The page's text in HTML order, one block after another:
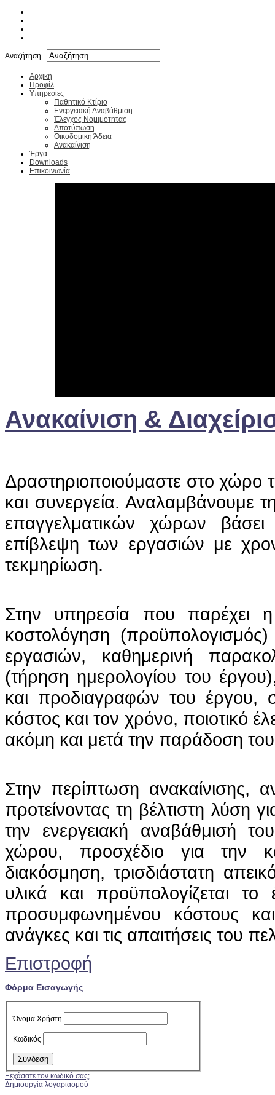
Αναζήτηση...
Αρχική
Προφίλ
Υπηρεσίες
Παθητικό Κτίριο
Ενεργειακή Αναβάθμιση
Έλεγχος Νομιμότητας
Αποτύπωση
Οικοδομική Άδεια
Ανακαίνιση
Έργα
Downloads
Επικοινωνία
Ανακαίνιση &
Δραστηριοποιούμαστε στο χώρο
και συνεργεία. Αναλαμβάνουμε
επαγγελματικών χώρων
επίβλεψη των εργασιών με
τεκμηρίωση.
Στην υπηρεσία που παρέχει
κοστολόγηση
εργασιών, καθημερινή
(τήρηση ημερολογίου του
και προδιαγραφών του έργου,
κόστος και τον χρόνο, ποιοτικό
ακόμη και μετά την παράδοση
Στην περίπτωση ανακαίνισης,
προτείνοντας τη βέλτιστη λύση
την ενεργειακή αναβάθμισή
χώρου, προσχέδιο για την
διακόσμηση, τρισδιάστατη
υλικά και προϋπολογίζεται
προσυμφωνημένου κόστους
ανάγκες και τις απαιτήσεις του
Επιστροφή
Φόρμα Εισαγωγής
Όνομα Χρήστη
Κωδικός
Ξεχάσατε τον κωδικό σας;
Δημιουργία λογαριασμού